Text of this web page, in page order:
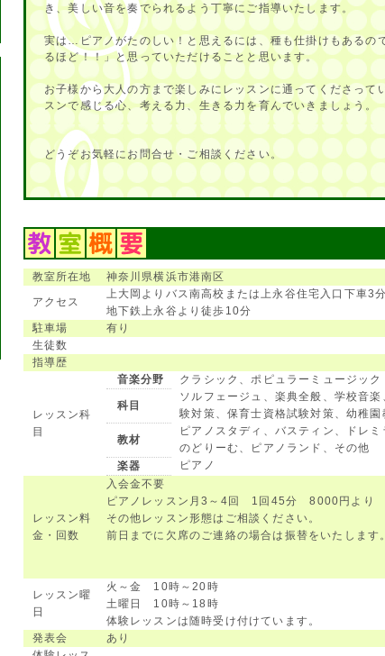
き、美しい音を奏でられるよう丁寧にご指導いたします。
実は…ピアノがたのしい！と思えるには、種も仕掛けもあるの
るほど！！」と思っていただけることと思います。
お子様から大人の方まで楽しみにレッスンに通ってくださって
スンで感じる心、考える力、生きる力を育んでいきましょう。
どうぞお気軽にお問合せ・ご相談ください。
教室所在地
神奈川県横浜市港南区
アクセス
上大岡よりバス南高校または上永谷住宅入口下車3分
地下鉄上永谷より徒歩10分
駐車場
有り
生徒数
指導歴
レッスン科
目
音楽分野 クラシック、ポピュラーミュージック
科目
ソルフェージュ、楽典全般、学校音
験対策、保育士資格試験対策、幼稚
教材
ピアノスタディ、バスティン、ドレ
のどりーむ、ピアノランド、その他
楽器
ピアノ
レッスン料
金・回数
入会金不要
ピアノレッスン月3～4回 1回45分 8000円より
その他レッスン形態はご相談ください。
前日までに欠席のご連絡の場合は振替をいたします。
レッスン曜
日
火～金 10時～20時
土曜日 10時～18時
体験レッスンは随時受け付けています。
発表会
あり